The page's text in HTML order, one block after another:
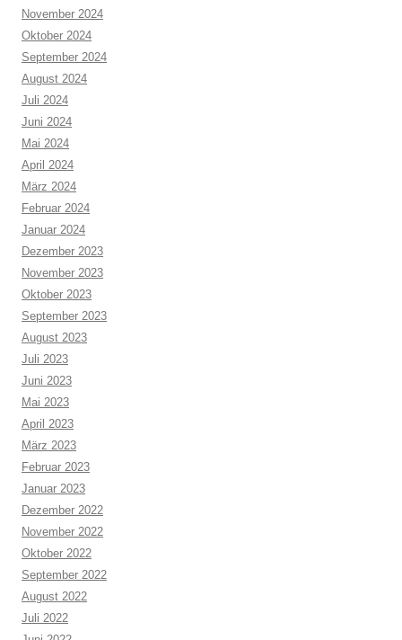
November 2024
Oktober 2024
September 2024
August 2024
Juli 2024
Juni 2024
Mai 2024
April 2024
März 2024
Februar 2024
Januar 2024
Dezember 2023
November 2023
Oktober 2023
September 2023
August 2023
Juli 2023
Juni 2023
Mai 2023
April 2023
März 2023
Februar 2023
Januar 2023
Dezember 2022
November 2022
Oktober 2022
September 2022
August 2022
Juli 2022